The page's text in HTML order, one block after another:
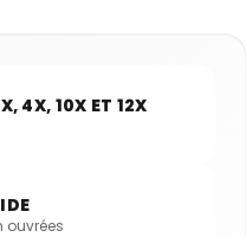
4X, 10X ET 12X
ouvrées